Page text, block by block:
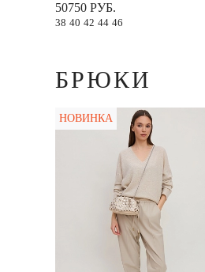
50750 РУБ.
38 40 42 44 46
БРЮКИ
НОВИНКА